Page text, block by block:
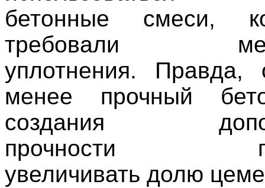
бетонные смеси,
требовали
уплотнения. Правда,
менее прочный
создания
прочности
увеличивать долю